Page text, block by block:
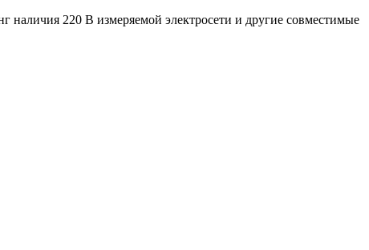
наличия 220 В измеряемой электросети и другие совместимые